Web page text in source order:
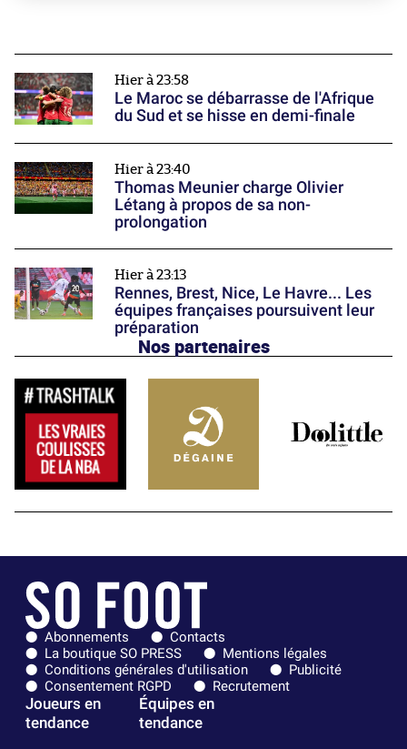
Hier à 23:58
Le Maroc se débarrasse de l'Afrique
du Sud et se hisse en demi-finale
Hier à 23:40
Thomas Meunier charge Olivier
Létang à propos de sa non-
prolongation
Hier à 23:13
Rennes, Brest, Nice, Le Havre... Les
équipes françaises poursuivent leur
préparation
Nos partenaires
Abonnements
Contacts
La boutique SO PRESS
Mentions légales
Conditions générales d'utilisation
Publicité
Consentement RGPD
Recrutement
Joueurs en
tendance
Équipes en
tendance